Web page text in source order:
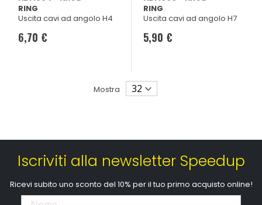
RING
Uscita cavi ad angolo H4
6,70 €
RING
Uscita cavi ad angolo H7
5,90 €
Mostra
Iscriviti alla newsletter Speedup
Ricevi subito uno sconto del 10% per il tuo primo acquisto online!